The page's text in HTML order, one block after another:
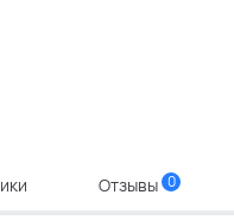
Отзывы 0